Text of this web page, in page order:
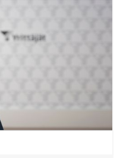
Mikael Pentikäinen